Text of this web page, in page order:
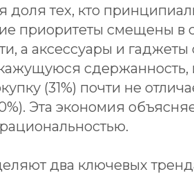
доля тех, кто
приоритеты смещены в
а аксессуары и гаджеты
сдержанность,
(31%) почти не
Эта экономия
два ключевых